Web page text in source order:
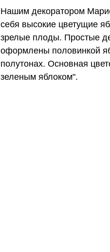
Нашим декоратором
себя высокие цветущие
зрелые плоды. Простые
оформлены половинкой
полутонах. Основная
зеленым яблоком".